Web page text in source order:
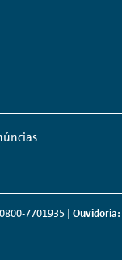
0800-7701935 | Ouvidoria: